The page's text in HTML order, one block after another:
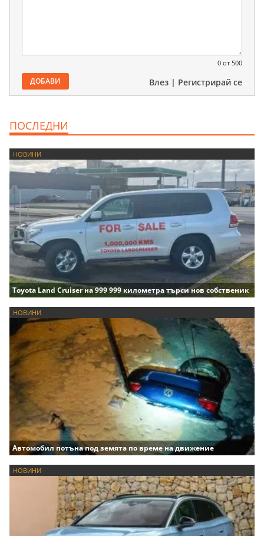
0 от 500
ДОБАВИ Влез | Регистрирай се
ПОСЛЕДНИ
НОВИНИ
Toyota Land Cruiser на 999 999 километра търси нов собственик
НОВИНИ
Автомобил потъна под земята по време на движение
НОВИНИ